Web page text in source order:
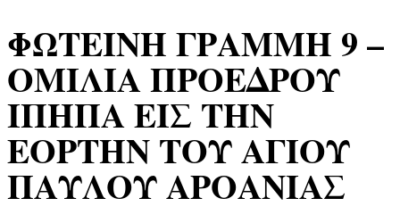
ΦΩΤΕΙΝΗ ΓΡΑΜΜΗ 9 –
ΟΜΙΛΙΑ ΠΡΟΕΔΡΟΥ
ΙΠΗΠΑ ΕΙΣ ΤΗΝ
ΕΟΡΤΗΝ ΤΟΥ ΑΓΙΟΥ
ΠΑΥΛΟΥ ΑΡΟΑΝΙΑΣ